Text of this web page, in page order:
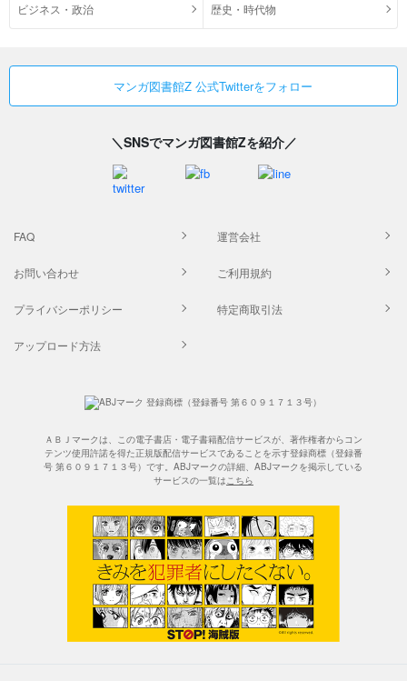
ビジネス・政治 歴史・時代物
マンガ図書館Z 公式Twitterをフォロー
＼SNSでマンガ図書館Zを紹介／
FAQ 運営会社
お問い合わせ ご利用規約
プライバシーポリシー 特定商取引法
アップロード方法
ＡＢＪマークは、この電子書店・電子書籍配信サービスが、著作権者からコン
テンツ使用許諾を得た正規版配信サービスであることを示す登録商標（登録番
号 第６０９１７１３号）です。ABJマークの詳細、ABJマークを掲示している
サービスの一覧はこちら